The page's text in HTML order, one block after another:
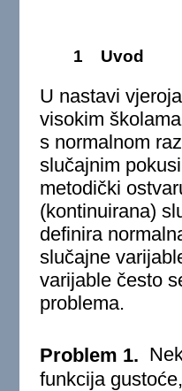
1 Uvod
U nastavi
visokim
s normalnom
slučajnim
metodički
(kontinuirana)
definira
slučajne
varijable često
problema.
Problem 1.
funkcija gustoće,